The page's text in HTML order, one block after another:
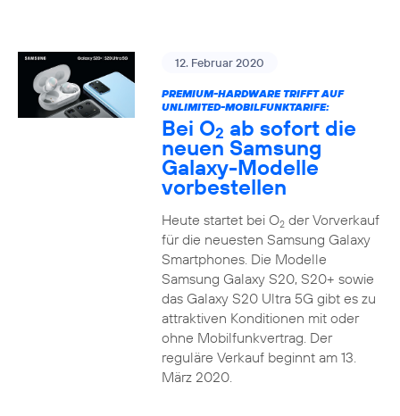
12. Februar 2020
PREMIUM-HARDWARE TRIFFT AUF
UNLIMITED-MOBILFUNKTARIFE:
Bei O2 ab sofort die
neuen Samsung
Galaxy-Modelle
vorbestellen
Heute startet bei O2der Vorverkauf
für die neuesten Samsung Galaxy
Smartphones. Die Modelle
Samsung Galaxy S20, S20+ sowie
das Galaxy S20 Ultra 5G gibt es zu
attraktiven Konditionen mit oder
ohne Mobilfunkvertrag. Der
reguläre Verkauf beginnt am 13.
März 2020.